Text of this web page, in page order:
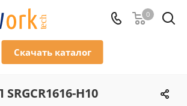
0
Скачать каталог
H10